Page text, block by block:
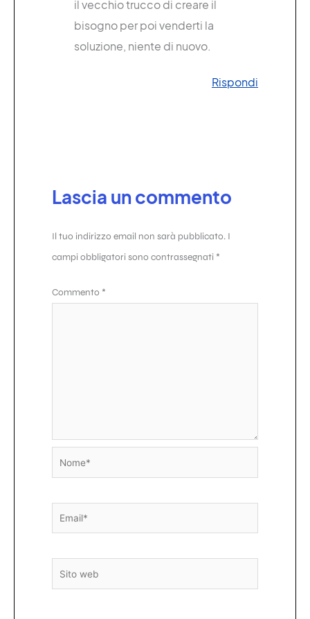
il vecchio trucco di creare il
bisogno per poi venderti la
soluzione, niente di nuovo.
Rispondi
Lascia un commento
Il tuo indirizzo email non sarà pubblicato. I
campi obbligatori sono contrassegnati *
Commento *
Nome*
Email*
Sito
web